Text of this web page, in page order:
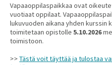
Vapaaoppilaspaikkaa ovat
vuotiaat oppilaat.
lukuvuoden aikana yhden kurssin
toimitetaan opistolle 5.10.2026
toimistoon.
>> Tästä voit täyttää ja tulostaa